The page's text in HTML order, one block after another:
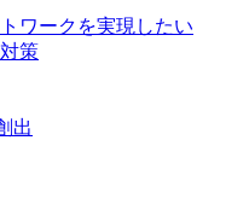
ワークを実現したい
策
出